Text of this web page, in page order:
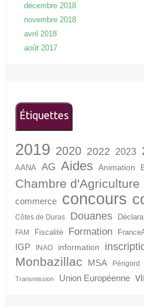
décembre 2018
novembre 2018
avril 2018
août 2017
Étiquettes
2019 2020 2022 2023
AANA AG Aides Animation
Chambre d'Agriculture
commerce concours
Côtes de Duras Douanes
FAM Fiscalité Formation
IGP INAO information
Monbazillac MSA Périgord
Transmission Union Européenne